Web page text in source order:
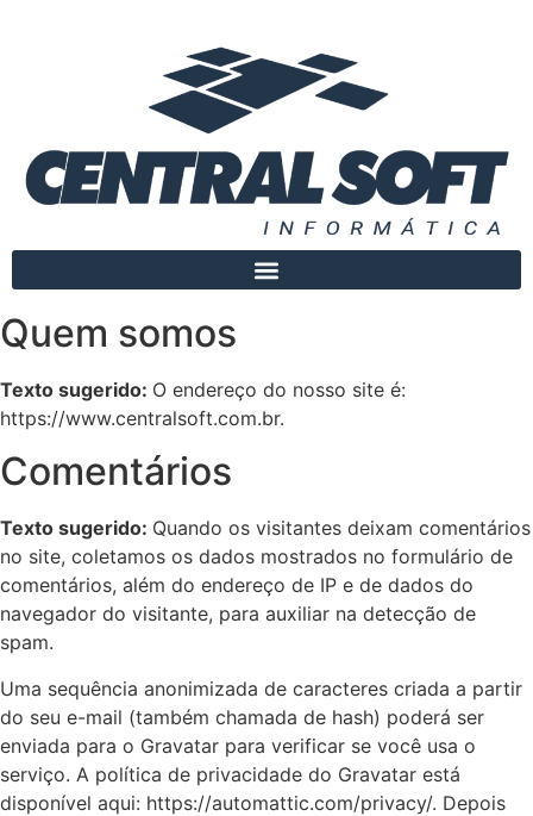
Quem somos
Texto sugerido: O endereço do nosso site é:
https://www.centralsoft.com.br.
Comentários
Texto sugerido: Quando os visitantes deixam comentários
no site, coletamos os dados mostrados no formulário de
comentários, além do endereço de IP e de dados do
navegador do visitante, para auxiliar na detecção de
spam.
Uma sequência anonimizada de caracteres criada a partir
do seu e-mail (também chamada de hash) poderá ser
enviada para o Gravatar para verificar se você usa o
serviço. A política de privacidade do Gravatar está
disponível aqui: https://automattic.com/privacy/. Depois